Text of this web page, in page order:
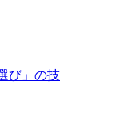
び」の技